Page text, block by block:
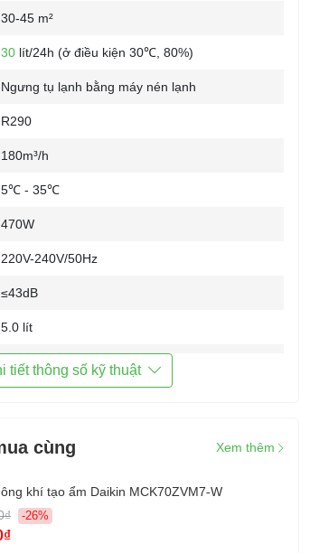
30-45 m²
30 lít/24h (ở điều kiện 30℃, 80%)
Ngưng tụ lạnh bằng máy nén lạnh
R290
180m³/h
5℃ - 35℃
470W
220V-240V/50Hz
≤43dB
5.0 lít
Có
Lọc không khí: Ionizer, bộ lọc than hoạt tính, Ion
Hẹn giờ từ 1 đến 24h
Khóa trẻ em
tiết thông số kỹ thuật
cùng Xem thêm
khí tạo ẩm Daikin MCK70ZVM7-W
-26%